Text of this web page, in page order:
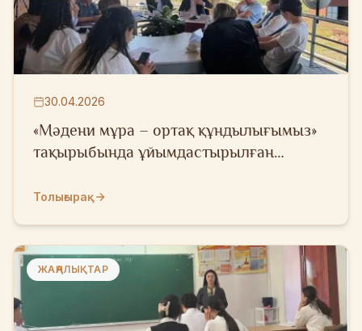
30.04.2026
«Мәдени мұра – ортақ құндылығымыз»
тақырыбында ұйымдастырылған
Толығырақ
ЖАҢАЛЫҚТАР